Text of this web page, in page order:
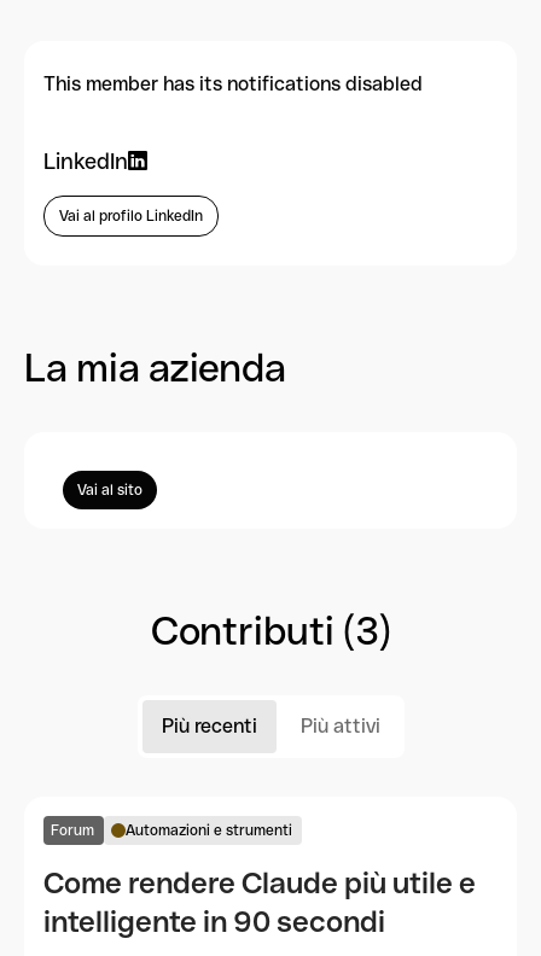
This member has its notifications disabled
LinkedIn
Vai al profilo LinkedIn
La mia azienda
Vai al sito
Contributi (3)
Più recenti Più attivi
Forum Automazioni e strumenti
Come rendere Claude più utile e
intelligente in 90 secondi